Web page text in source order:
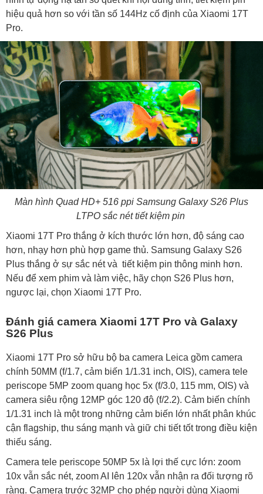
hiệu quả hơn so với tần số 144Hz cố định của Xiaomi 17T
Pro.
Màn hình Quad HD+ 516 ppi Samsung Galaxy S26 Plus
LTPO sắc nét tiết kiệm pin
Xiaomi 17T Pro thắng ở kích thước lớn hơn, độ sáng cao
hơn, nhạy hơn phù hợp game thủ. Samsung Galaxy S26
Plus thắng ở sự sắc nét và tiết kiệm pin thông minh hơn.
Nếu để xem phim và làm việc, hãy chọn S26 Plus hơn,
ngược lại, chọn Xiaomi 17T Pro.
Đánh giá camera Xiaomi 17T Pro và Galaxy
S26 Plus
Xiaomi 17T Pro sở hữu bộ ba camera Leica gồm camera
chính 50MM (f/1.7, cảm biến 1/1.31 inch, OIS), camera tele
periscope 5MP zoom quang học 5x (f/3.0, 115 mm, OIS) và
camera siêu rộng 12MP góc 120 độ (f/2.2). Cảm biến chính
1/1.31 inch là một trong những cảm biến lớn nhất phân khúc
cận flagship, thu sáng mạnh và giữ chi tiết tốt trong điều kiện
thiếu sáng.
Camera tele periscope 50MP 5x là lợi thế cực lớn: zoom
10x vẫn sắc nét, zoom AI lên 120x vẫn nhận ra đối tượng rõ
ràng. Camera trước 32MP cho phép người dùng Xiaomi